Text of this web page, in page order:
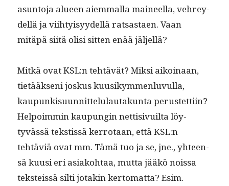
asun­to­ja alueen aiem­mal­la maineel­la, vehrey­
del­lä ja viihty­isyy­del­lä rat­sas­taen. Vaan
mitäpä siitä olisi sit­ten enää jäljellä?
Mitkä ovat KSL:n tehtävät? Mik­si aikoinaan,
tietääk­seni joskus kuusikym­men­lu­vul­la,
kaupunkisu­un­nit­telu­lau­takun­ta perustet­ti­in?
Helpoim­min kaupun­gin net­ti­sivuil­ta löy­
tyvässä tek­stis­sä ker­ro­taan, että KSL:n
tehtäviä ovat mm. Tämä tuo ja se, jne., yhteen­
sä kuusi eri asi­ako­htaa, mut­ta jääkö nois­sa
tek­steis­sä silti jotakin ker­tomat­ta? Esim.